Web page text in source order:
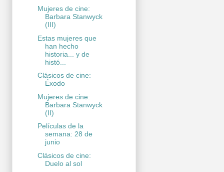
Mujeres de cine:
Barbara Stanwyck
(III)
Estas mujeres que
han hecho
historia... y de
histó...
Clásicos de cine:
Éxodo
Mujeres de cine:
Barbara Stanwyck
(II)
Películas de la
semana: 28 de
junio
Clásicos de cine:
Duelo al sol